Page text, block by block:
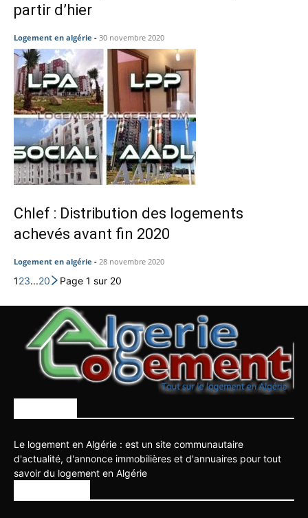
partir d’hier
Logement en algérie - 30 novembre 2020
Chlef : Distribution des logements
achevés avant fin 2020
Logement en algérie - 28 novembre 2020
123...20 Page 1 sur 20
Le logement en Algérie : est un site communautaire
d'actualité, d'annonce immobilières et d'annuaires pour tout
savoir du logement en Algérie